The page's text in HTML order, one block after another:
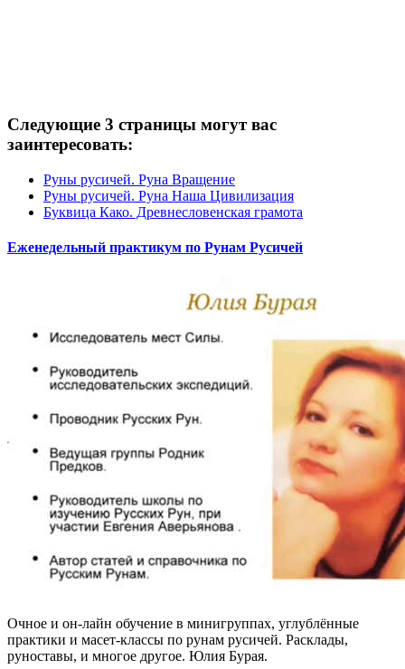
Следующие 3 страницы могут вас
заинтересовать:
Руны русичей. Руна Вращение
Руны русичей. Руна Наша Цивилизация
Буквица Како. Древнесловенская грамота
Еженедельный практикум по Рунам Русичей
Очное и он-лайн обучение в минигруппах, углублённые
практики и масет-классы по рунам русичей. Расклады,
руноставы, и многое другое. Юлия Бурая.